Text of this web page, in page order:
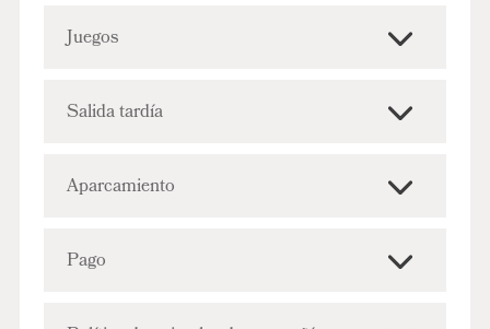
Juegos
Salida tardía
Aparcamiento
Pago